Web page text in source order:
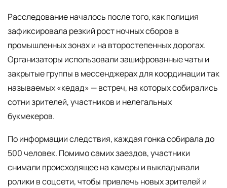
Расследование началось после того, как полиция
зафиксировала резкий рост ночных сборов в
промышленных зонах и на второстепенных дорогах.
Организаторы использовали зашифрованные чаты и
закрытые группы в мессенджерах для координации так
называемых «кедад» — встреч, на которых собирались
сотни зрителей, участников и нелегальных
букмекеров.
По информации следствия, каждая гонка собирала до
500 человек. Помимо самих заездов, участники
снимали происходящее на камеры и выкладывали
ролики в соцсети, чтобы привлечь новых зрителей и